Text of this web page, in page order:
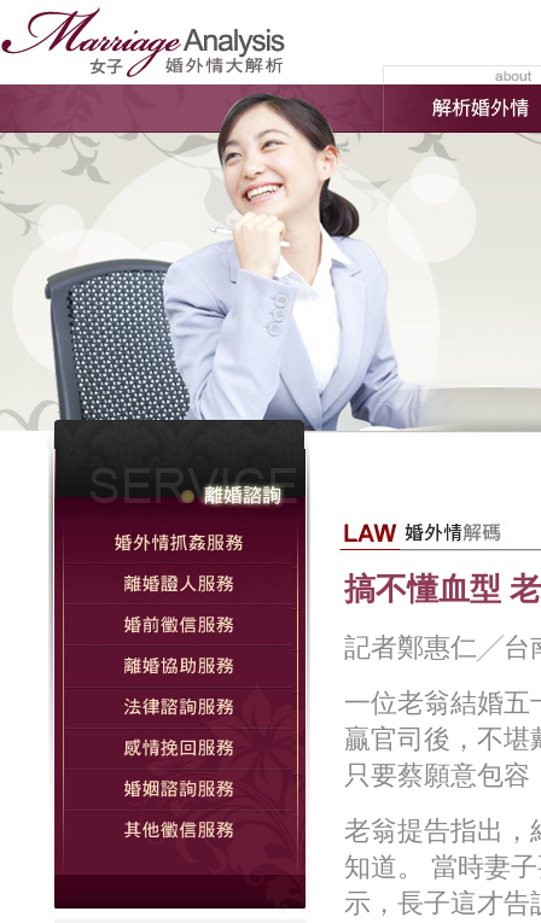
搞不懂血型
記者鄭惠仁╱台
一位老翁結婚五
贏官司後，不堪
只要蔡願意包
老翁提告指出，
知道。 當時妻
示，長子這才告